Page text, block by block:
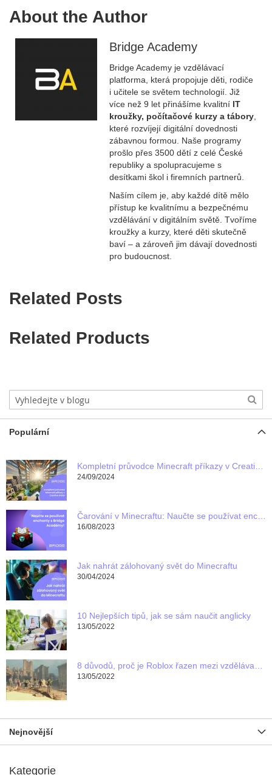
About the Author
Bridge Academy
Bridge Academy je vzdělávací
platforma, která propojuje děti, rodiče
i učitele se světem technologií. Již
více než 9 let přinášíme kvalitní IT
kroužky, počítačové kurzy a tábory
které rozvíjejí digitální dovednosti
zábavnou formou. Naše programy
prošlo přes 3500 dětí z celé České
republiky a spolupracujeme s
desítkami škol i firemních partnerů.
Naším cílem je, aby každé dítě mělo
přístup ke kvalitnímu a bezpečnému
vzdělávání v digitálním světě. Tvoříme
kroužky a kurzy, které děti skutečně
baví – a zároveň jim dávají dovednosti
pro budoucnost.
Related Posts
Related Products
Populární
24/09/2024
16/08/2023
Jak nahrát zálohovaný svět do Minecraftu
30/04/2024
10 Nejlepších tipů, jak se sám naučit anglicky
13/05/2022
13/05/2022
Nejnovější
Kategorie